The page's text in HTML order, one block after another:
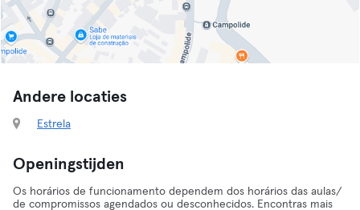
Andere locaties
Estrela
Openingstijden
Os horários de funcionamento dependem dos horários das aulas/
de compromissos agendados ou desconhecidos. Encontras mais